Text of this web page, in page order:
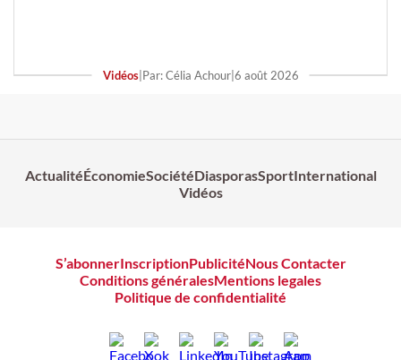
Vidéos| Par: Célia Achour| 6 août 2026
ActualitéÉconomieSociétéDiasporasSportInternational
Vidéos
S’abonnerInscriptionPublicitéNous Contacter
Conditions généralesMentions legales
Politique de confidentialité